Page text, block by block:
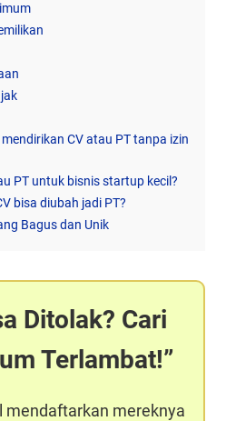
CV atau PT tanpa izin
PT untuk bisnis startup kecil?
bisa diubah jadi PT?
Bagus dan Unik
Ditolak? Cari
Terlambat!
mendaftarkan mereknya